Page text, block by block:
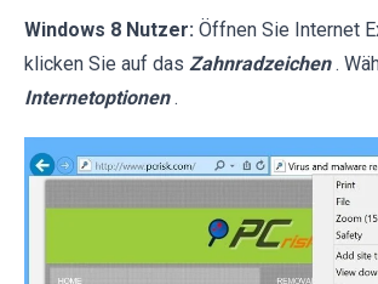
Windows 8 Nutzer: Öffnen Sie Internet
klicken Sie auf das Zahnradzeichen .
Internetoptionen .